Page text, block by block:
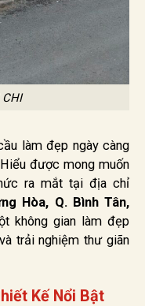
làm đẹp ngày càng
được mong muốn
ra mắt tại địa chỉ
Hòa, Q. Bình Tân,
không gian làm đẹp
trải nghiệm thư giãn
Kế Nổi Bật